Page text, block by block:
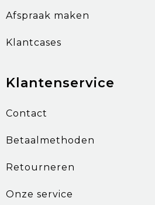
Afspraak maken
Klantcases
Klantenservice
Contact
Betaalmethoden
Retourneren
Onze service